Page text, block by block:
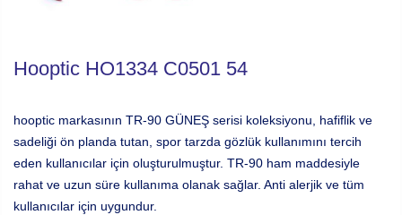
Hooptic HO1334 C0501 54
hooptic markasının TR-90 GÜNEŞ serisi koleksiyonu, hafiflik ve
sadeliği ön planda tutan, spor tarzda gözlük kullanımını tercih
eden kullanıcılar için oluşturulmuştur. TR-90 ham maddesiyle
rahat ve uzun süre kullanıma olanak sağlar. Anti alerjik ve tüm
kullanıcılar için uygundur.